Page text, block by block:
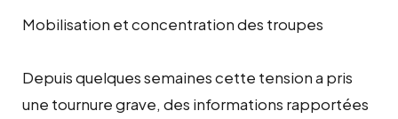
Mobilisation et concentration des troupes
Depuis quelques semaines cette tension a pris
une tournure grave, des informations rapportées